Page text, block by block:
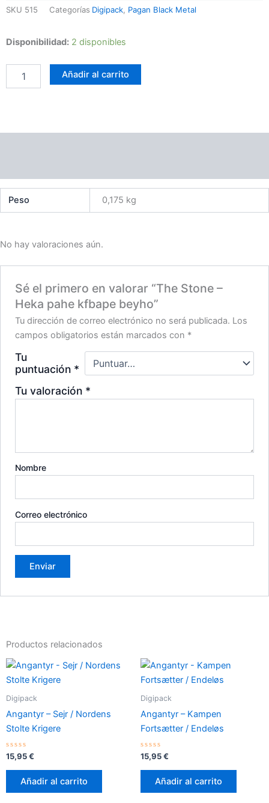
SKU 515 Categorías Digipack, Pagan Black Metal
Disponibilidad: 2 disponibles
The
–
Heka
pahe
Añadir al carrito
Peso 0,175 kg
No hay valoraciones aún.
Sé el primero en valorar “The Stone –
Heka pahe kfbape beyho”
Tu dirección de correo electrónico no será publicada. Los
campos obligatorios están marcados con *
Tu
puntuación *
Tu valoración *
Nombre
Correo electrónico
Productos relacionados
Digipack
Angantyr – Sejr / Nordens
Stolte Krigere
Valorado
con
0
15,95€
Añadir al carrito
Digipack
Angantyr – Kampen
Fortsætter / Endeløs
Valorado
con
0
15,95€
Añadir al carrito